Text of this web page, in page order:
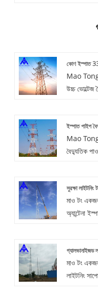
কোণ ইস্পাত
Mao Tong
উচ্চ ভোল্টেজ
প্রধান
ব্যবহার
ইস্পাত পাইপ
Mao Tong
বৈদ্যুতিক
গ্রাহকদের
করতে পারে।
সুরক্ষা
মাও টং একজন
অ্যান্টেনা
গ্যালভানাইজড
মাও টং
লাইটনিং